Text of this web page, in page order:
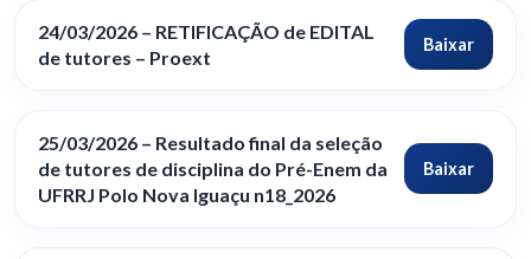
24/03/2026 – RETIFICAÇÃO de EDITAL
de tutores – Proext
Baixar
25/03/2026 – Resultado final da seleção
de tutores de disciplina do Pré-Enem da
UFRRJ Polo Nova Iguaçu n18_2026
Baixar